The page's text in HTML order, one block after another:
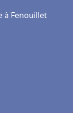
à Fenouillet